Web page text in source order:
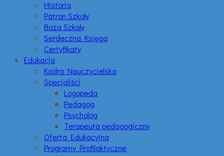
Historia
Patron Szkoły
Baza Szkoły
Serdeczna Księga
Certyfikaty
Edukacja
Kadra Nauczycielska
Specjaliści
Logopeda
Pedagog
Psycholog
Terapeuta pedagogiczny
Oferta Edukacyjna
Programy Profilaktyczne